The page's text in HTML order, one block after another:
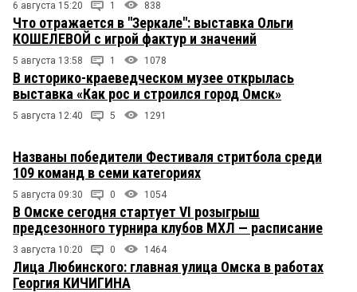
6 августа 15:20 1 838
Что отражается в "Зеркале": выставка Ольги
КОШЕЛЕВОЙ с игрой фактур и значений
5 августа 13:58 1 1078
В историко-краеведческом музее открылась
выставка «Как рос и строился город Омск»
5 августа 12:40 5 1291
Названы победители Фестиваля стритбола среди
109 команд в семи категориях
5 августа 09:30 0 1054
В Омске сегодня стартует VI розыгрыш
предсезонного турнира клубов МХЛ — расписание
3 августа 10:20 0 1464
Лица Любинского: главная улица Омска в работах
Георгия КИЧИГИНА